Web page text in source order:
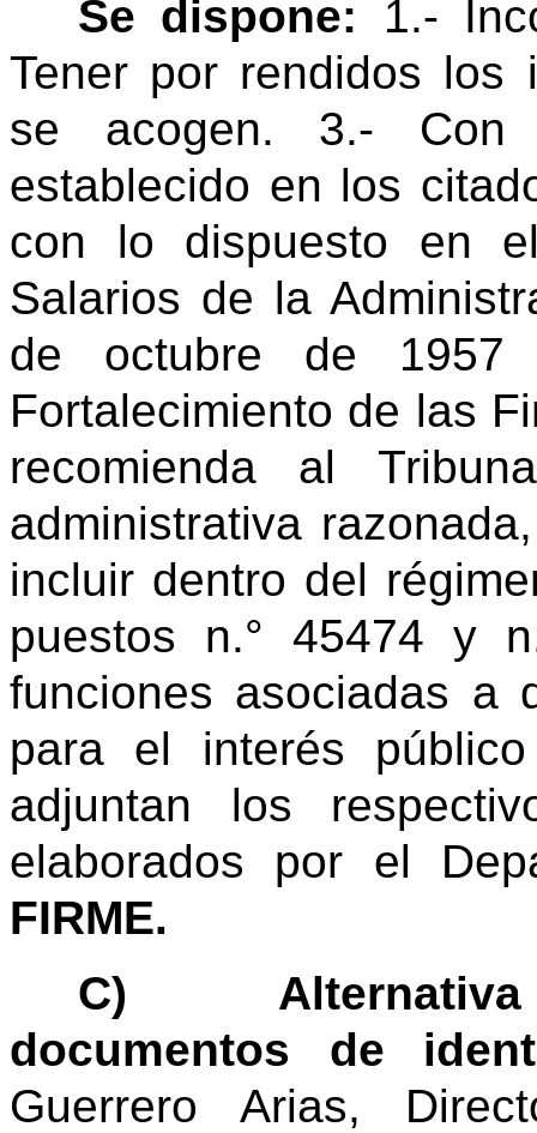
Se dispone: 1.-
Tener por rendidos los
se acogen. 3.- Con
establecido en los
con lo dispuesto en
Salarios de la
de octubre de
Fortalecimiento de las
recomienda al
administrativa
incluir dentro del
puestos n.° 45474 y
funciones asociadas a
para el interés
adjuntan los
elaborados por el
FIRME.
C)
documentos de
Guerrero Arias,